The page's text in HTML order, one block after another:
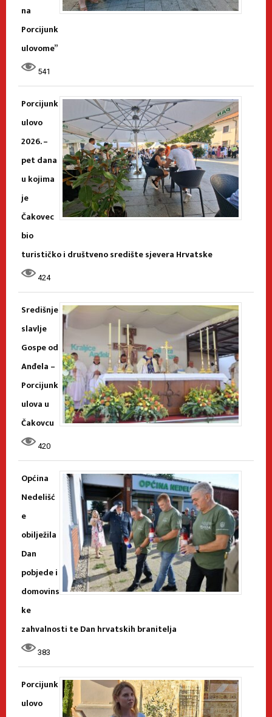
na
Porcijunk
ulovome”
541
Porcijunk
ulovo
2026. –
pet dana
u kojima
je
Čakovec
bio
turističko i društveno središte sjevera Hrvatske
424
Središnje
slavlje
Gospe od
Anđela –
Porcijunk
ulova u
Čakovcu
420
Općina
Nedelišć
e
obilježila
Dan
pobjede i
domovins
ke
zahvalnosti te Dan hrvatskih branitelja
383
Porcijunk
ulovo